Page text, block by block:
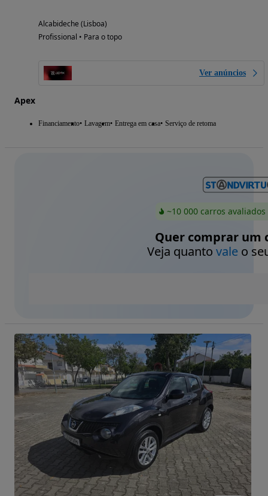
Alcabideche (Lisboa)
Profissional • Para o topo
Ver anúncios
Apex
Financiamento Lavagem Entrega em casa Serviço de retoma
~10 000 carros
Quer comprar um
Veja quanto valeo